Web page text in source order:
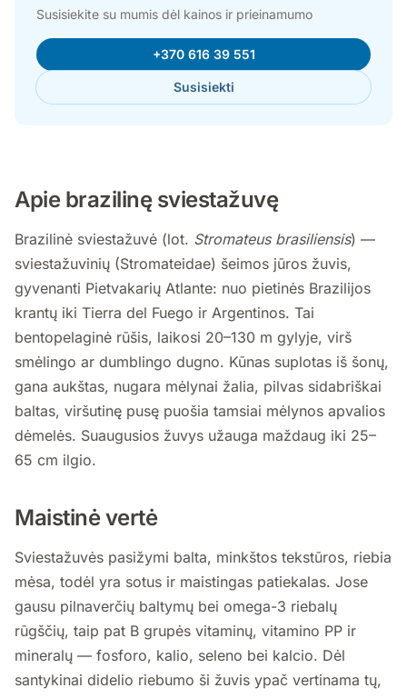
Susisiekite su mumis dėl kainos ir prieinamumo
+370 616 39 551
Susisiekti
Apie brazilinę sviestažuvę
Brazilinė sviestažuvė (lot. Stromateus brasiliensis) —
sviestažuvinių (Stromateidae) šeimos jūros žuvis,
gyvenanti Pietvakarių Atlante: nuo pietinės Brazilijos
krantų iki Tierra del Fuego ir Argentinos. Tai
bentopelaginė rūšis, laikosi 20–130 m gylyje, virš
smėlingo ar dumblingo dugno. Kūnas suplotas iš šonų,
gana aukštas, nugara mėlynai žalia, pilvas sidabriškai
baltas, viršutinę pusę puošia tamsiai mėlynos apvalios
dėmelės. Suaugusios žuvys užauga maždaug iki 25–
65 cm ilgio.
Maistinė vertė
Sviestažuvės pasižymi balta, minkštos tekstūros, riebia
mėsa, todėl yra sotus ir maistingas patiekalas. Jose
gausu pilnaverčių baltymų bei omega-3 riebalų
rūgščių, taip pat B grupės vitaminų, vitamino PP ir
mineralų — fosforo, kalio, seleno bei kalcio. Dėl
santykinai didelio riebumo ši žuvis ypač vertinama tų,